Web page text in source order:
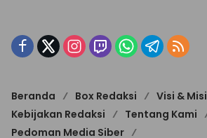
Beranda Box Redaksi
Visi & Misi
Kebijakan Redaksi
Tentang Kami
Pedoman Media Siber